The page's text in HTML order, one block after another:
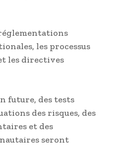
les processus
les directives
future, des tests
des risques, des
et des
seront